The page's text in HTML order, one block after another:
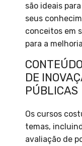
são ideais
seus
conceitos em
para a
DE
PÚBLICAS
Os cursos
temas,
avaliação de